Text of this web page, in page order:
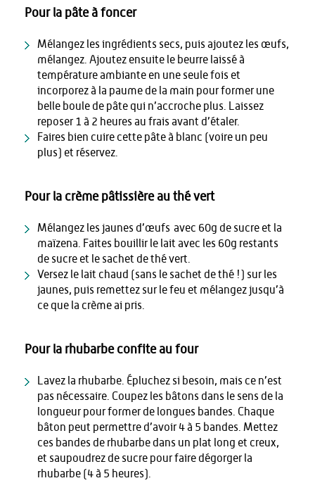
Pour la pâte à foncer
Mélangez les ingrédients secs, puis ajoutez les œufs,
mélangez. Ajoutez ensuite le beurre laissé à
température ambiante en une seule fois et
incorporez à la paume de la main pour former une
belle boule de pâte qui n’accroche plus. Laissez
reposer 1 à 2 heures au frais avant d’étaler.
Faires bien cuire cette pâte à blanc (voire un peu
plus) et réservez.
Pour la crème pâtissière au thé vert
Mélangez les jaunes d’œufs avec 60g de sucre et la
maïzena. Faites bouillir le lait avec les 60g restants
de sucre et le sachet de thé vert.
Versez le lait chaud (sans le sachet de thé !) sur les
jaunes, puis remettez sur le feu et mélangez jusqu’à
ce que la crème ai pris.
Pour la rhubarbe confite au four
Lavez la rhubarbe. Épluchez si besoin, mais ce n’est
pas nécessaire. Coupez les bâtons dans le sens de la
longueur pour former de longues bandes. Chaque
bâton peut permettre d’avoir 4 à 5 bandes. Mettez
ces bandes de rhubarbe dans un plat long et creux,
et saupoudrez de sucre pour faire dégorger la
rhubarbe (4 à 5 heures).